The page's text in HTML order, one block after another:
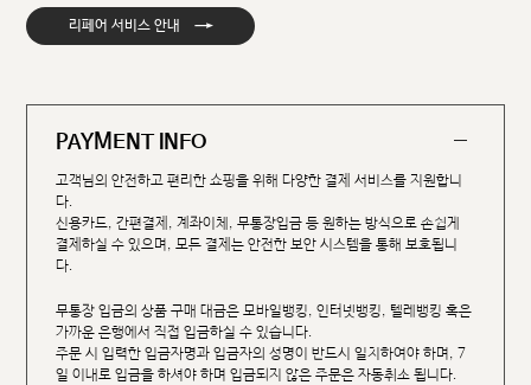
리페어 서비스 안내 →
PAYMENT INFO
고객님의 안전하고 편리한 쇼핑을 위해 다양한 결제 서비스를 지원합니
다.
신용카드, 간편결제, 계좌이체, 무통장입금 등 원하는 방식으로 손쉽게
결제하실 수 있으며, 모든 결제는 안전한 보안 시스템을 통해 보호됩니
다.
무통장 입금의 상품 구매 대금은 모바일뱅킹, 인터넷뱅킹, 텔레뱅킹 혹은
가까운 은행에서 직접 입금하실 수 있습니다.
주문 시 입력한 입금자명과 입금자의 성명이 반드시 일치하여야 하며, 7
일 이내로 입금을 하셔야 하며 입금되지 않은 주문은 자동취소 됩니다.